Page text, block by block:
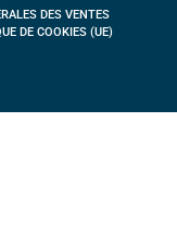
DES VENTES
DE COOKIES (UE)